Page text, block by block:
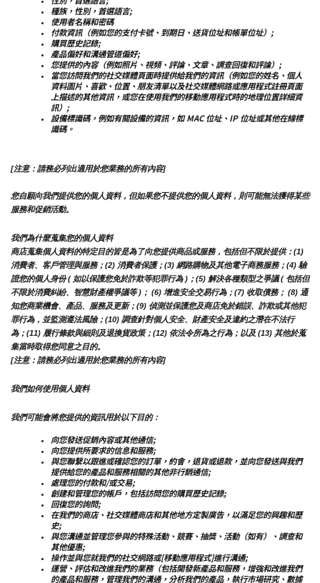
種族，性別，首選語言;
使用者名稱和密碼
付款資訊（例如您的支付卡號、到期日、送貨位址和帳單位址）;
購買歷史記錄;
產品偏好和溝通管道偏好;
您提供的內容（例如照片、視頻、評論、文章、調查回復和評論）;
當您訪問我們的社交媒體頁面時提供給我們的資訊（例如您的姓名、個人
資料圖片、喜歡、位置、朋友清單以及社交媒體網路或應用程式註冊頁面
上描述的其他資訊，或您在使用我們的移動應用程式時的地理位置詳細資
訊）;
設備標識碼，例如有關設備的資訊，如 MAC 位址、IP 位址或其他在線標
識碼。
[注意：請務必列出適用於您業務的所有內容]
您自願向我們提供您的個人資料，但如果您不提供您的個人資料，則可能無法獲得某些
服務和促銷活動。
我們為什麼蒐集您的個人資料
商店蒐集個人資料的特定目的皆是為了向您提供商品或服務，包括但不限於提供：(1)
消費者、客戶管理與服務；(2) 消費者保護；(3) 網路購物及其他電子商務服務；(4) 驗
證您的個人身份 ( 如以保護您免於詐欺等犯罪行為 )；(5) 解決各種類型之爭議 ( 包括但
不限於消費糾紛、智慧財產權爭議等 )； (6) 增進安全交易行為；(7) 收取債務； (8) 通
知您商業機會、產品、服務及更新；(9) 偵測並保護您及商店免於錯誤、詐欺或其他犯
罪行為，並監測遵法風險；(10) 調查針對個人安全、財產安全及違約之潛在不法行
為；(11) 履行條款與細則及退換貨政策；(12) 依法令所為之行為；以及 (13) 其他於蒐
集當時取得您同意之目的。
[注意：請務必列出適用於您業務的所有內容]
我們如何使用個人資料
我們可能會將您提供的資訊用於以下目的：
向您發送促銷內容或其他通信;
向您提供所要求的信息和服務;
與您聯繫以跟進或確認您的訂單，約會，退貨或退款，並向您發送與我們
提供給您的產品和服務相關的其他非行銷通信;
處理您的付款和/或交易;
創建和管理您的帳戶，包括訪問您的購買歷史記錄;
回復您的詢問;
在我們的商店、社交媒體商店和其他地方定製廣告，以滿足您的興趣和歷
史;
與您溝通並管理您參與的特殊活動、競賽、抽獎、活動（如有）、調查和
其他優惠;
操作並與您就我們的社交網路或[移動應用程式]進行溝通;
運營、評估和改進我們的業務（包括開發新產品和服務，增強和改進我們
的產品和服務，管理我們的溝通，分析我們的產品，執行市場研究、數據